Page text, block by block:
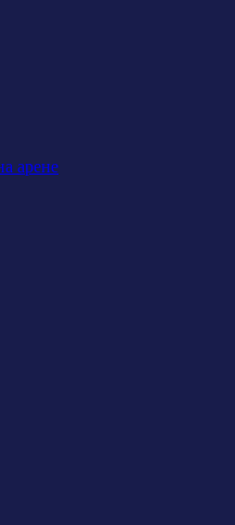
арене